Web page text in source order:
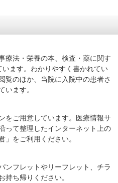
療法・栄養の本、検査・薬に関す
ます。わかりやすく書かれてい
覧のほか、当院に入院中の患者さ
ます。
をご用意しています。医療情報サ
って整理したインターネット上の
をご利用ください。
ンフレットやリーフレット、チラ
ち帰りください。